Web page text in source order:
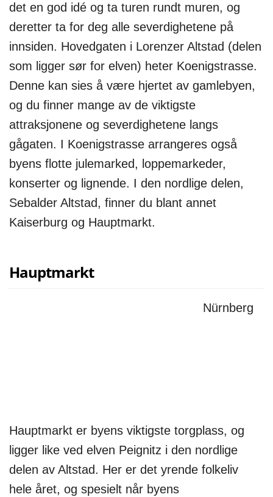
det en god idé og ta turen rundt muren, og
deretter ta for deg alle severdighetene på
innsiden. Hovedgaten i Lorenzer Altstad (delen
som ligger sør for elven) heter Koenigstrasse.
Denne kan sies å være hjertet av gamlebyen,
og du finner mange av de viktigste
attraksjonene og severdighetene langs
gågaten. I Koenigstrasse arrangeres også
byens flotte julemarked, loppemarkeder,
konserter og lignende. I den nordlige delen,
Sebalder Altstad, finner du blant annet
Kaiserburg og Hauptmarkt.
Hauptmarkt
Nürnberg
Hauptmarkt er byens viktigste torgplass, og
ligger like ved elven Peignitz i den nordlige
delen av Altstad. Her er det yrende folkeliv
hele året, og spesielt når byens